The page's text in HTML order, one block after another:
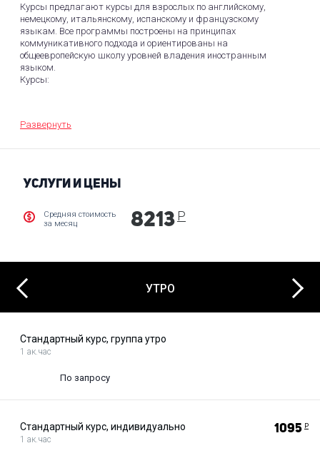
Курсы предлагают курсы для взрослых по английскому,
немецкому, итальянскому, испанскому и французскому
языкам. Все программы построены на принципах
коммуникативного подхода и ориентированы на
общеевропейскую школу уровней владения иностранным
языком.
Курсы:
Бизнес курс с любого уровня;
Развернуть
УСЛУГИ И ЦЕНЫ
Средняя стоимость
за месяц
8213 Р
Previous УТРО
Стандартный курс, группа утро
1 ак.час
По запросу
Стандартный курс, индивидуально
1 ак.час
1095 Р
Next